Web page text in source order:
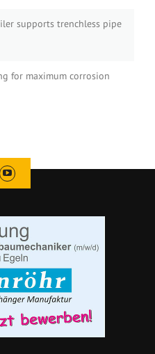
supports trenchless pipe
for maximum corrosion